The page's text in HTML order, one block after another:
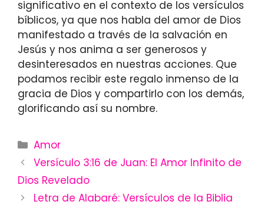
significativo en el contexto de los versículos
bíblicos, ya que nos habla del amor de Dios
manifestado a través de la salvación en
Jesús y nos anima a ser generosos y
desinteresados en nuestras acciones. Que
podamos recibir este regalo inmenso de la
gracia de Dios y compartirlo con los demás,
glorificando así su nombre.
Categories
Amor
Versículo 3:16 de Juan: El Amor Infinito de
Dios Revelado
Letra de Alabaré: Versículos de la Biblia